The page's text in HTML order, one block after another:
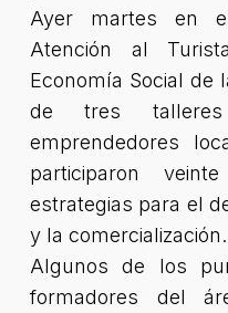
Ayer martes en
Atención al
Economía Social de
de tres
emprendedores
participaron
estrategias para el
y la comercialización.
Algunos de los
formadores del